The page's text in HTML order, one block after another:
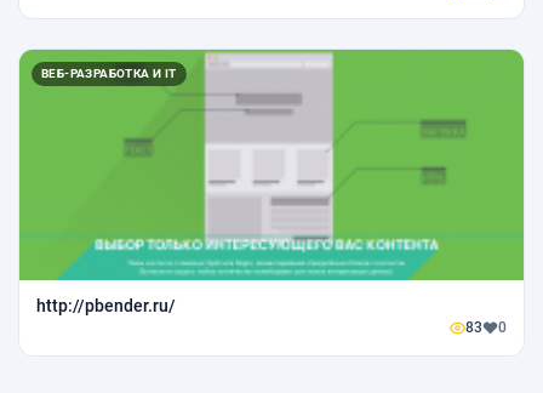
ВЕБ-РАЗРАБОТКА И IT
http://pbender.ru/
83 0